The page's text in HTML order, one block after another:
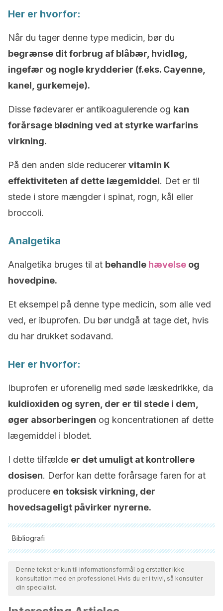
Her er hvorfor:
Når du tager denne type medicin, bør du
begrænse dit forbrug af blåbær, hvidløg,
ingefær og nogle krydderier (f.eks. Cayenne,
kanel, gurkemeje).
Disse fødevarer er antikoagulerende og kan
forårsage blødning ved at styrke warfarins
virkning.
På den anden side reducerer vitamin K
effektiviteten af ​​dette lægemiddel. Det er til
stede i store mængder i spinat, rogn, kål eller
broccoli.
Analgetika
Analgetika bruges til at behandle hævelse og
hovedpine.
Et eksempel på denne type medicin, som alle ved
ved, er ibuprofen. Du bør undgå at tage det, hvis
du har drukket sodavand.
Her er hvorfor:
Ibuprofen er uforenelig med søde læskedrikke, da
kuldioxiden og syren, der er til stede i dem,
øger absorberingen og koncentrationen af ​​dette
lægemiddel i blodet.
I dette tilfælde er det umuligt at kontrollere
dosisen. Derfor kan dette forårsage faren for at
producere en toksisk virkning, der
hovedsageligt påvirker nyrerne.
Bibliografi
Alle citerede kilder blev grundigt gennemgået af vores team
for at sikre deres kvalitet, pålidelighed, aktualitet og validitet.
Bibliografien i denne artikel blev betragtet som pålidelig og af
Denne tekst er kun til informationsformål og erstatter ikke
konsultation med en professionel. Hvis du er i tvivl, så konsulter
din specialist.